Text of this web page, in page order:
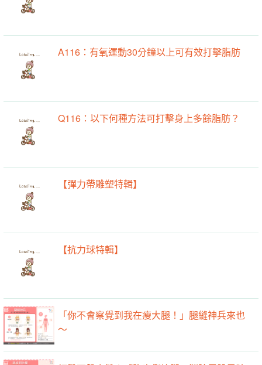
A116：有氧運動30分鐘以上可有效打擊脂肪
Q116：以下何種方法可打擊身上多餘脂肪？
【彈力帶雕塑特輯】
【抗力球特輯】
「你不會察覺到我在瘦大腿！」腿縫神兵來也
～